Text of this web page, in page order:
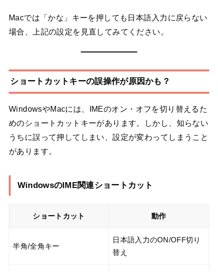
Macでは「かな」キーを押しても日本語入力に戻らない
場合、上記の設定を見直してみてください。
ショートカットキーの誤操作が原因かも？
WindowsやMacには、IMEのオン・オフを切り替えるた
めのショートカットキーがあります。しかし、知らない
うちに誤って押してしまい、設定が変わってしまうこと
があります。
WindowsのIME関連ショートカット
ショートカット 動作
半角/全角キー
日本語入力のON/OFF切り
替え